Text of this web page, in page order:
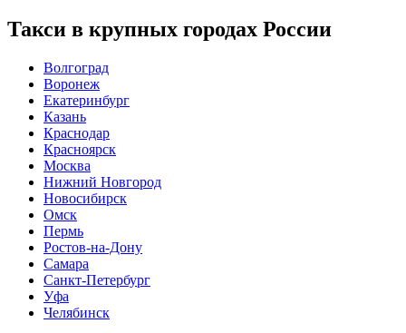
Такси в крупных городах России
Волгоград
Воронеж
Екатеринбург
Казань
Краснодар
Красноярск
Москва
Нижний Новгород
Новосибирск
Омск
Пермь
Ростов-на-Дону
Самара
Санкт-Петербург
Уфа
Челябинск